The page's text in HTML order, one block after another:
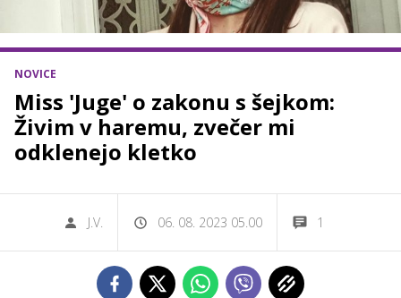
NOVICE
Miss 'Juge' o zakonu s šejkom:
Živim v haremu, zvečer mi
odklenejo kletko
J.V. 06. 08. 2023 05.00 1